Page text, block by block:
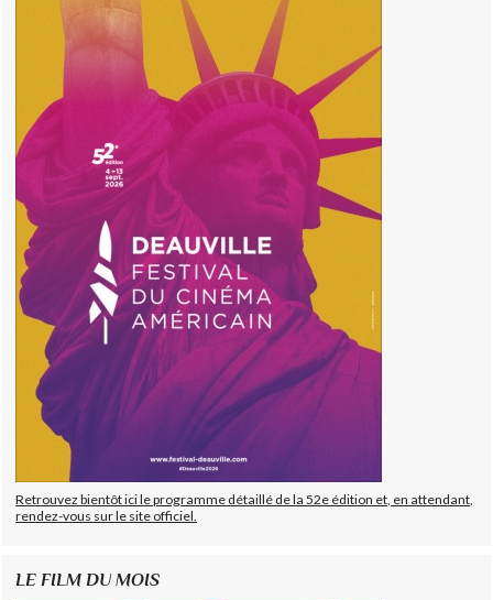
Retrouvez bientôt ici le programme détaillé de la 52e édition et, en attendant,
rendez-vous sur le site officiel.
LE FILM DU MOIS